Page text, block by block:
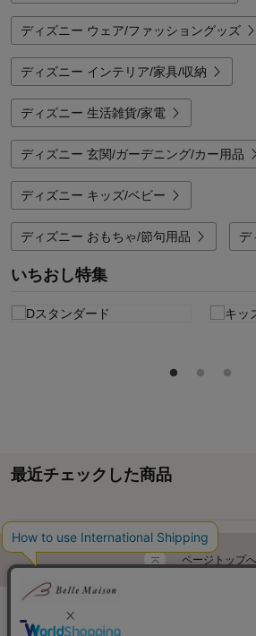
ディズニー ウェア/ファッショングッズ
ディズニー インテリア/家具/収納
ディズニー 生活雑貨/家電
ディズニー 玄関/ガーデニング/カー用品
ディズニー キッズ/ベビー
ディズニー おもちゃ/節句用品 デ
いちおし特集
最近チェックした商品
ページトップへ
ご利用ガイド・お知らせ